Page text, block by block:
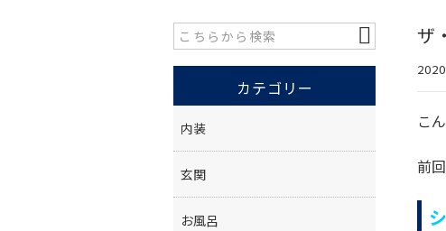
ザ
こ
前
カテゴリー
内装
玄関
お風呂